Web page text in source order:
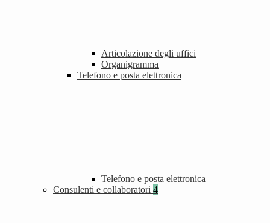
Articolazione degli uffici
Organigramma
Telefono e posta elettronica
Telefono e posta elettronica
Consulenti e collaboratori 4